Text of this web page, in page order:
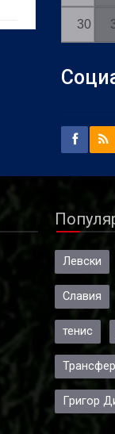
30
Левски
Славия
тенис
Григор